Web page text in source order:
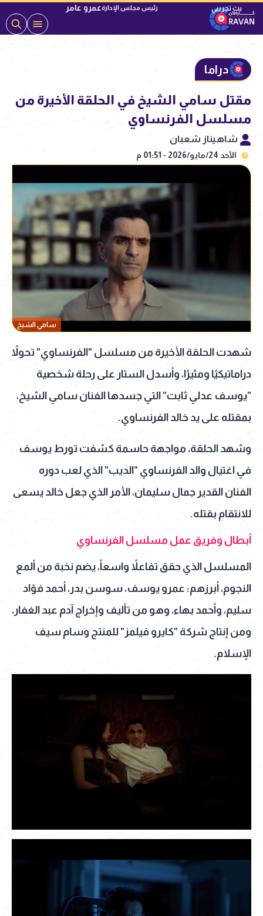
رئيس مجلس الإدارةعمرو عامر
دراما
مقتل سامي الشيخ في الحلقة الأخيرة من
مسلسل الفرنساوي
شاهيناز شعبان
الأحد 24/مايو/2026 - 01:51 م
سامي الشيخ
شهدت الحلقة الأخيرة من مسلسل "الفرنساوي" تحولاً
دراماتيكيًا ومثيرًا، وأسدل الستار على رحلة شخصية
"يوسف عدلي ثابت" التي جسدها الفنان سامي الشيخ،
بمقتله على يد خالد الفرنساوي.
وشهد الحلقة، مواجهة حاسمة كشفت تورط يوسف
في اغتيال والد الفرنساوي "الديب" الذي لعب دوره
الفنان القدير جمال سليمان، الأمر الذي جعل خالد يسعى
للانتقام بقتله.
أبطال وفريق عمل مسلسل الفرنساوي
المسلسل الذي حقق تفاعلاً واسعاً، يضم نخبة من ألمع
النجوم، أبرزهم: عمرو يوسف، سوسن بدر، أحمد فؤاد
سليم، وأحمد بهاء، وهو من تأليف وإخراج آدم عبد الغفار،
ومن إنتاج شركة "كايرو فيلمز" للمنتج وسام سيف
الإسلام.